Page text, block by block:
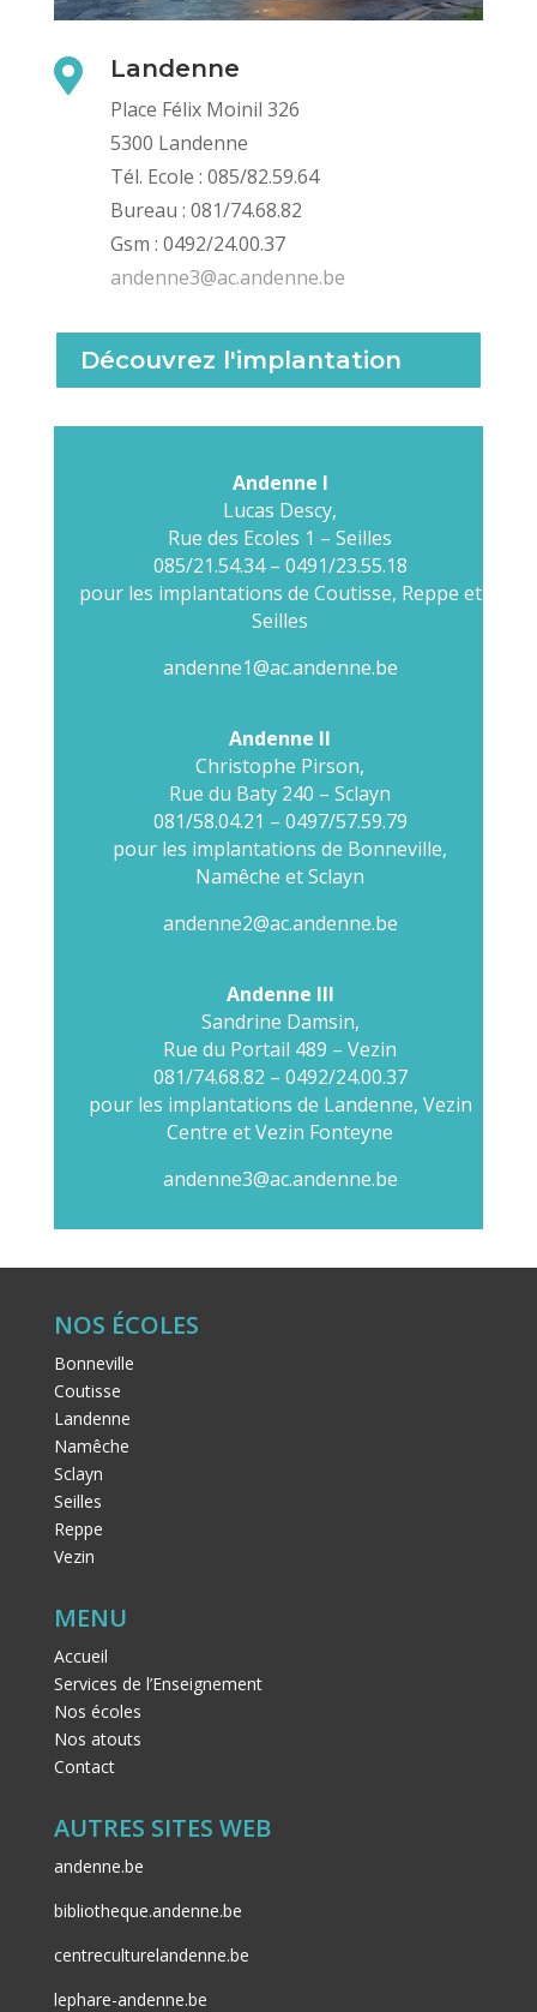
 Landenne
Place Félix Moinil 326
5300 Landenne
Tél. Ecole : 085/82.59.64
Bureau : 081/74.68.82
Gsm : 0492/24.00.37
andenne3@ac.andenne.be
Découvrez l'implantation
Andenne I
Lucas Descy,
Rue des Ecoles 1 – Seilles
085/21.54.34 – 0491/23.55.18
pour les implantations de Coutisse, Reppe et
Seilles
andenne1@ac.andenne.be
Andenne II
Christophe Pirson,
Rue du Baty 240 – Sclayn
081/58.04.21 – 0497/57.59.79
pour les implantations de Bonneville,
Namêche et Sclayn
andenne2@ac.andenne.be
Andenne III
Sandrine Damsin,
Rue du Portail 489 – Vezin
081/74.68.82 – 0492/24.00.37
pour les implantations de Landenne, Vezin
Centre et Vezin Fonteyne
andenne3@ac.andenne.be
NOS ÉCOLES
Bonneville
Coutisse
Landenne
Namêche
Sclayn
Seilles
Reppe
Vezin
MENU
Accueil
Services de l’Enseignement
Nos écoles
Nos atouts
Contact
AUTRES SITES WEB
andenne.be
bibliotheque.andenne.be
centreculturelandenne.be
lephare-andenne.be